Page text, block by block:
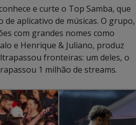
e curte o Top Samba, que
de aplicativo de músicas. O grupo,
com grandes nomes como
e Henrique & Juliano, produz
fronteiras: um deles, o
1 milhão de streams.